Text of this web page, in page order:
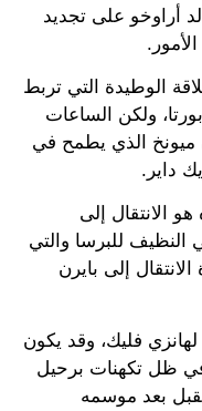
أراوخو على تجديد
الوطيدة التي تربط
ولكن الساعات
ميونخ الذي يطمح في
داير.
هو الانتقال إلى
النظيف للبرسا والتي
إلى بايرن
لهانزي فليك، وقد يكون
في ظل تكهنات برحيل
بعد موسمه